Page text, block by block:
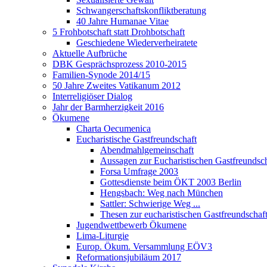
Schwangerschaftskonfliktberatung
40 Jahre Humanae Vitae
5 Frohbotschaft statt Drohbotschaft
Geschiedene Wiederverheiratete
Aktuelle Aufbrüche
DBK Gesprächsprozess 2010-2015
Familien-Synode 2014/15
50 Jahre Zweites Vatikanum 2012
Interreligiöser Dialog
Jahr der Barmherzigkeit 2016
Ökumene
Charta Oecumenica
Eucharistische Gastfreundschaft
Abendmahlgemeinschaft
Aussagen zur Eucharistischen
Forsa Umfrage 2003
Gottesdienste beim ÖKT 2003 Berlin
Hengsbach: Weg nach München
Sattler: Schwierige Weg ...
Thesen zur eucharistischen Gastfreundschaft
Jugendwettbewerb Ökumene
Lima-Liturgie
Europ. Ökum. Versammlung EÖV3
Reformationsjubiläum 2017